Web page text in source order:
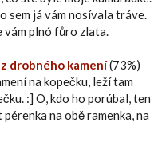
sem já vám nosívala tráve.
plnó fůro zlata.
drobného kamení(73%)
na kopečku, leží tam
:] O, kdo ho porúbal, ten
na obě ramenka, na